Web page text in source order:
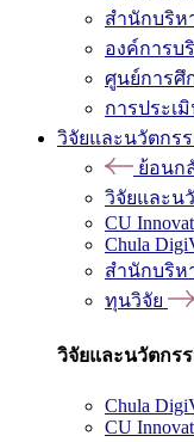
สำนักบริห
องค์การบ
ศูนย์การศึ
การประเ
วิจัยและนวัตกร
ย้อนก
วิจัยและน
CU
Chula
สำนักบริห
ทุนวิจัย
วิจัยและนวัตกร
Chula
CU